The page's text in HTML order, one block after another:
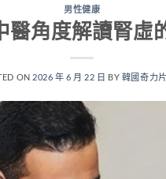
男性健康
醫角度解讀腎虛
ON 2026 年 6 月 22 日 BY 韓國奇力